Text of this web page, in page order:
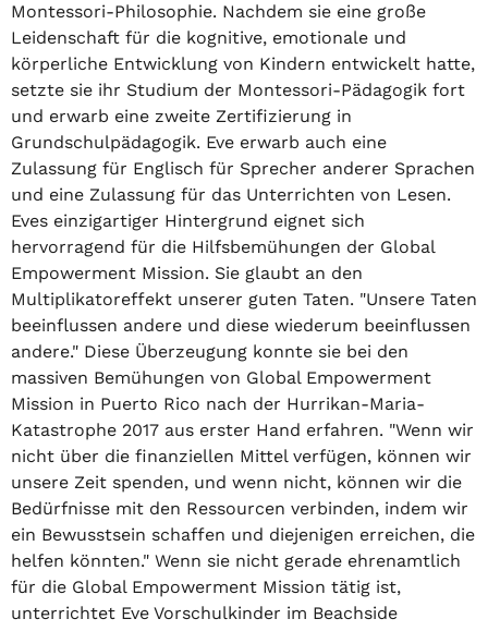
Montessori-Philosophie. Nachdem sie eine große
Leidenschaft für die kognitive, emotionale und
körperliche Entwicklung von Kindern entwickelt hatte,
setzte sie ihr Studium der Montessori-Pädagogik fort
und erwarb eine zweite Zertifizierung in
Grundschulpädagogik. Eve erwarb auch eine
Zulassung für Englisch für Sprecher anderer Sprachen
und eine Zulassung für das Unterrichten von Lesen.
Eves einzigartiger Hintergrund eignet sich
hervorragend für die Hilfsbemühungen der Global
Empowerment Mission. Sie glaubt an den
Multiplikatoreffekt unserer guten Taten. "Unsere Taten
beeinflussen andere und diese wiederum beeinflussen
andere." Diese Überzeugung konnte sie bei den
massiven Bemühungen von Global Empowerment
Mission in Puerto Rico nach der Hurrikan-Maria-
Katastrophe 2017 aus erster Hand erfahren. "Wenn wir
nicht über die finanziellen Mittel verfügen, können wir
unsere Zeit spenden, und wenn nicht, können wir die
Bedürfnisse mit den Ressourcen verbinden, indem wir
ein Bewusstsein schaffen und diejenigen erreichen, die
helfen könnten." Wenn sie nicht gerade ehrenamtlich
für die Global Empowerment Mission tätig ist,
unterrichtet Eve Vorschulkinder im Beachside